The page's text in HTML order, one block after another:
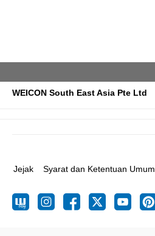
WEICON South East Asia Pte Ltd
Jejak Syarat dan Ketentuan Umum